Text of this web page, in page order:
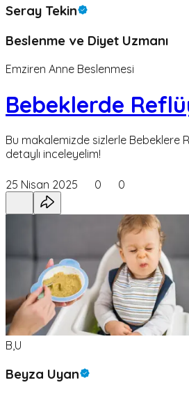
Seray Tekin
Beslenme ve Diyet Uzmanı
Emziren Anne Beslenmesi
Bebeklerde
Bu makalemizde sizlerle Bebeklere
detaylı inceleyelim!
25 Nisan 2025 0 0
B,U
Beyza Uyan